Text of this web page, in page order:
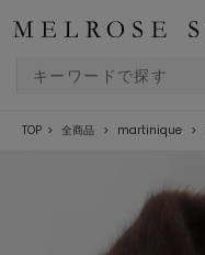
TOP 全商品 martinique